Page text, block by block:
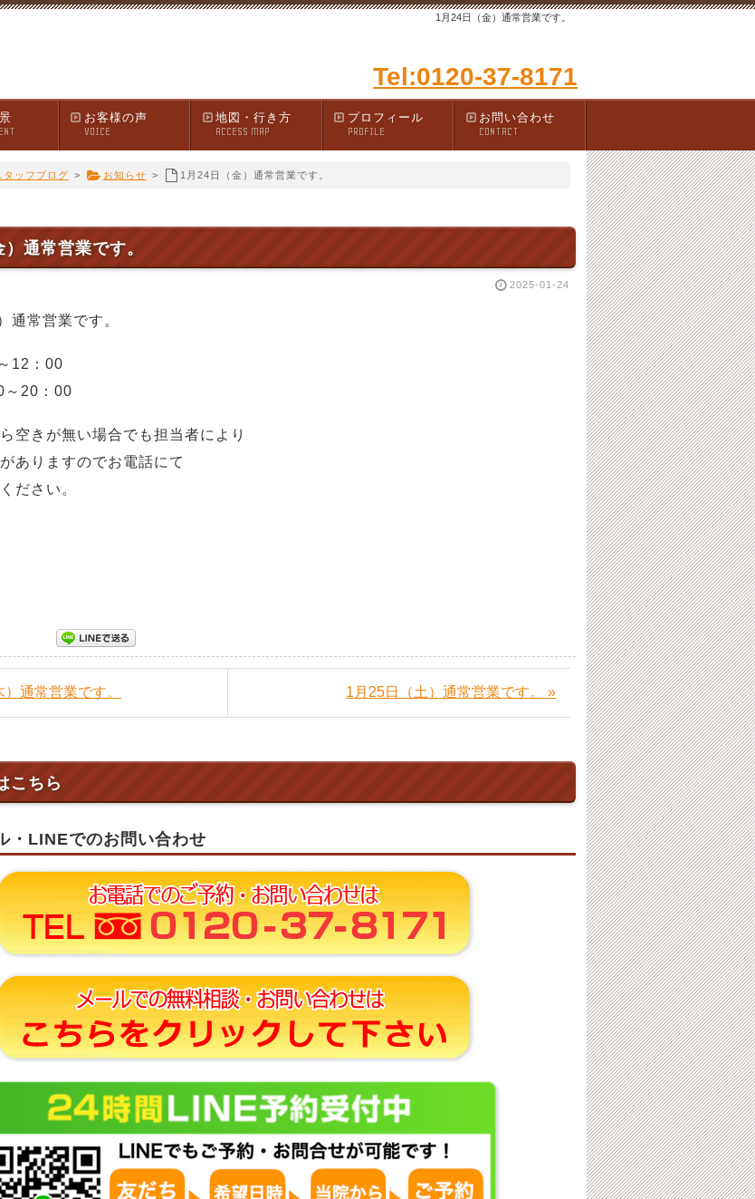
1月24日（金）通常営業です。
Tel:0120-37-8171
お客様の声
VOICE
地図・行き方
ACCESS MAP
プロフィール
PROFILE
お問い合わせ
CONTACT
タッフブログ > お知らせ > 1月24日（金）通常営業です。
通常営業です。
2025-01-24
通常営業です。
12：00
20：00
空きが無い場合でも担当者により
ありますのでお電話にて
ださい。
通常営業です。 1月25日（土）通常営業です。 »
こちら
・LINEでのお問い合わせ